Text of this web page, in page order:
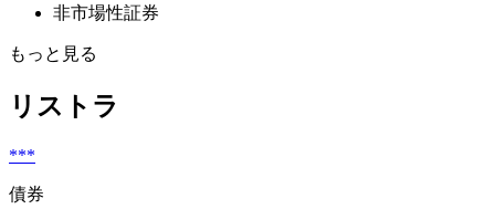
非市場性証券
もっと見る
リストラ
***
債券